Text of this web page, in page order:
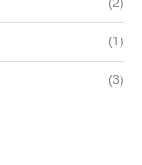
(2)
(1)
(3)